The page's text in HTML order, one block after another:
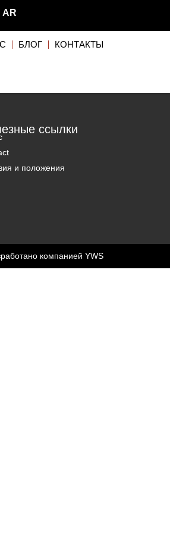
AR
БЛОГ КОНТАКТЫ
ссылки
и положения
компанией YWS